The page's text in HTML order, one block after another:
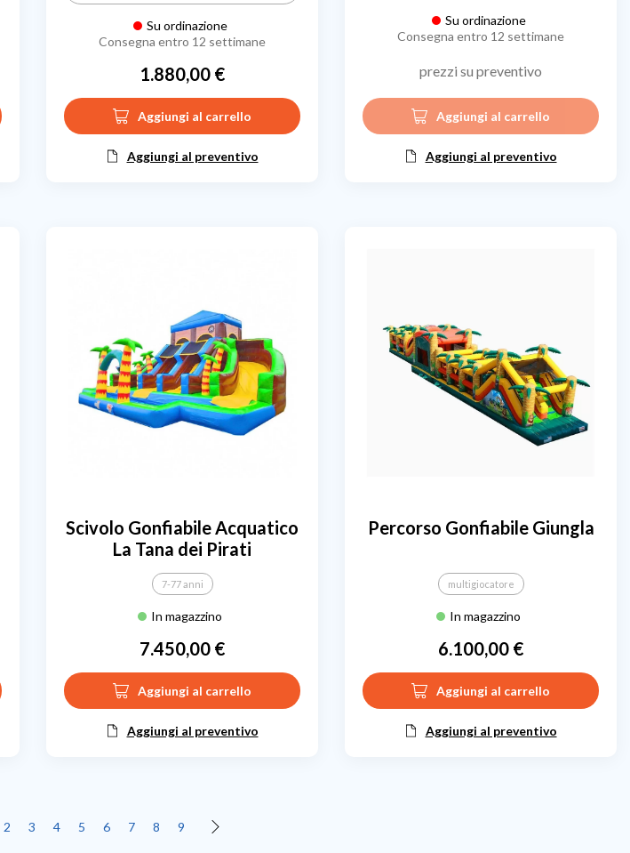
Su ordinazione
Consegna entro 12 settimane
Prezzo
1.880,00 €
Aggiungi al carrello
Aggiungi al preventivo
Su ordinazione
Consegna entro 12 settimane
prezzi su preventivo
Aggiungi al carrello
Aggiungi al preventivo
Scivolo Gonfiabile Acquatico
La Tana dei Pirati
7-77 anni
In magazzino
Prezzo
7.450,00 €
Aggiungi al carrello
Aggiungi al preventivo
Percorso Gonfiabile Giungla
multigiocatore
In magazzino
Prezzo
6.100,00 €
Aggiungi al carrello
Aggiungi al preventivo
2 3 4 5 6 7 8 9 Successivo